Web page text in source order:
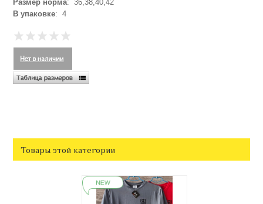
Размер норма: 36,38,40,42
В упаковке: 4
Товары этой категории